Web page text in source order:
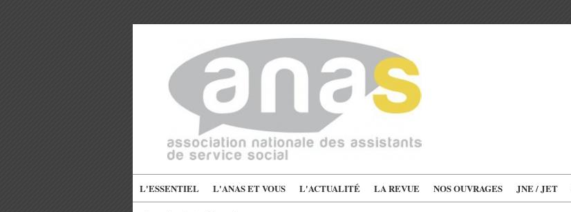
L'ESSENTIEL L'ANAS ET VOUS L'ACTUALITÉ LA REVUE NOS OUVRAGES JNE / JET